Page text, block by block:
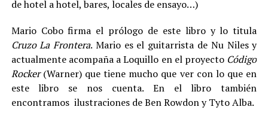
de hotel a hotel, bares, locales de ensayo…)
Mario Cobo firma el prólogo de este libro y lo titula
Cruzo La Frontera. Mario es el guitarrista de Nu Niles y
actualmente acompaña a Loquillo en el proyecto Código
Rocker(Warner) que tiene mucho que ver con lo que en
este libro se nos cuenta. En el libro también
encontramos ilustraciones de Ben Rowdon y Tyto Alba.